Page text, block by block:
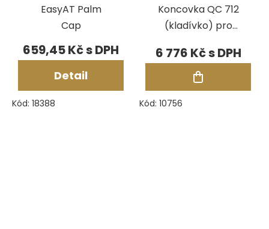
EasyAT Palm
Cap
659,45 Kč
Detail
Kód: 18388
Koncovka QC 712
(kladívko) pro
6 776 Kč
Kód: 10756